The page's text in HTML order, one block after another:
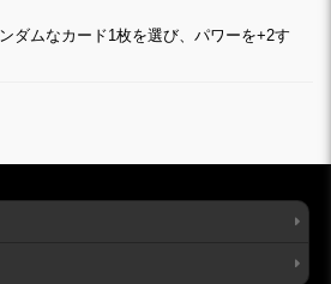
ダムなカード1枚を選び、パワーを+2す